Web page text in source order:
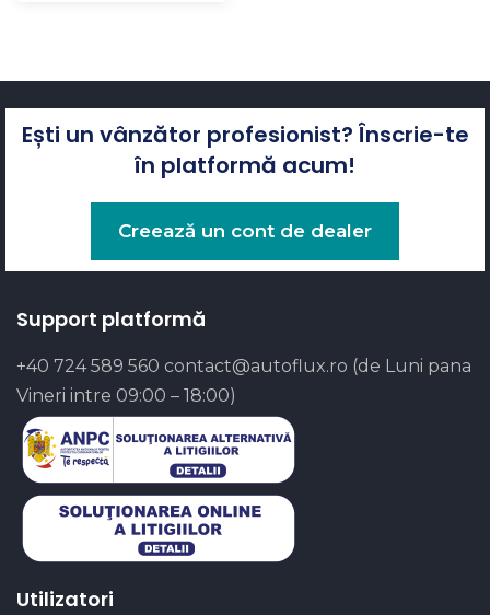
Ești un vânzător profesionist? Înscrie-te
în platformă acum!
Creează un cont de dealer
Support platformă
+40 724 589 560 contact@autoflux.ro (de Luni pana
Vineri intre 09:00 – 18:00)
Utilizatori